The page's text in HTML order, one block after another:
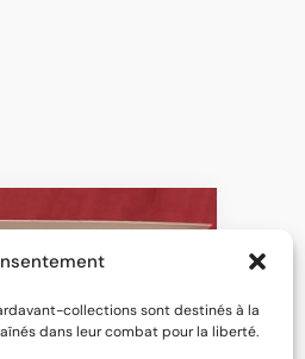
collections sont destinés à la
dans leur combat pour la liberté.